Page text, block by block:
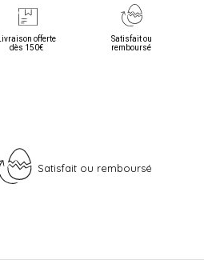
Livraison offerte
dès 150€
Satisfait ou
remboursé
Satisfait ou remboursé